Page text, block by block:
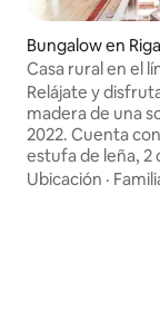
Bungalow en Riga
Casa rural en el
Relájate y
madera de una
2022. Cuenta
estufa de leña, 2
1 con dos camas
Ubicación ·